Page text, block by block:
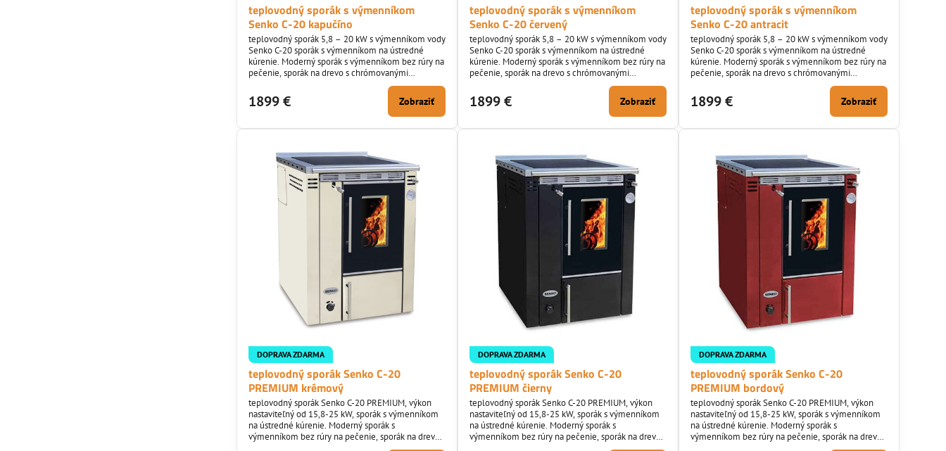
teplovodný sporák s výmenníkom
Senko C-20 kapučíno
teplovodný sporák 5,8 – 20 kW s výmenníkom vody
Senko C-20 sporák s výmenníkom na ústredné
kúrenie. Moderný sporák s výmenníkom bez rúry na
pečenie, sporák na drevo s chrómovanými
doplnkami. Umiestnenie vývodu do komína len
zadné a bočné.
1899 € Zobraziť
teplovodný sporák s výmenníkom
Senko C-20 červený
teplovodný sporák 5,8 – 20 kW s výmenníkom vody
Senko C-20 sporák s výmenníkom na ústredné
kúrenie. Moderný sporák s výmenníkom bez rúry na
pečenie, sporák na drevo s chrómovanými
zadné a bočné.
1899 € Zobraziť
teplovodný sporák s výmenníkom
Senko C-20 antracit
teplovodný sporák 5,8 – 20 kW s výmenníkom vody
Senko C-20 sporák s výmenníkom na ústredné
kúrenie. Moderný sporák s výmenníkom bez rúry na
pečenie, sporák na drevo s chrómovanými
zadné a bočné..
1899 € Zobraziť
DOPRAVA ZDARMA
teplovodný sporák Senko C-20
PREMIUM krémový
teplovodný sporák Senko C-20 PREMIUM, výkon
nastaviteľný od 15,8-25 kW, sporák s výmenníkom
na ústredné kúrenie. Moderný sporák s
výmenníkom bez rúry na pečenie, sporák na drevo s
chrómovanými doplnkami. Pri sporáku mnohý
DOPRAVA ZDARMA
teplovodný sporák Senko C-20
PREMIUM čierny
teplovodný sporák Senko C-20 PREMIUM, výkon
nastaviteľný od 15,8-25 kW, sporák s výmenníkom
na ústredné kúrenie. Moderný sporák s
výmenníkom bez rúry na pečenie, sporák na drevo s
chrómovanými doplnkami. Pri sporáku mnohý
DOPRAVA ZDARMA
teplovodný sporák Senko C-20
PREMIUM bordový
teplovodný sporák Senko C-20 PREMIUM, výkon
nastaviteľný od 15,8-25 kW, sporák s výmenníkom
na ústredné kúrenie. Moderný sporák s
výmenníkom bez rúry na pečenie, sporák na drevo s
chrómovanými doplnkami. Pri sporáku mnohý